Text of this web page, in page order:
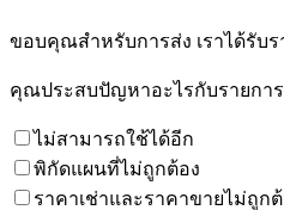
ขอบคุณสำหรับการส่ง เราได้รับ
คุณประสบปัญหาอะไรกับรายกา
ไม่สามารถใช้ได้อีก
พิกัดแผนที่ไม่ถูกต้อง
ราคาเช่าและราคาขายไม่ถูก